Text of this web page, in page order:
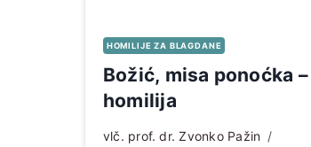
HOMILIJE ZA BLAGDANE
Božić, misa ponoćka –
homilija
vlč. prof. dr. Zvonko Pažin